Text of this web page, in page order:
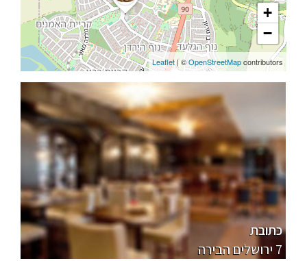
רגיל
פרווה
כתובת
7 ירושלים הבירה
+
−
Leaflet| ©OpenStreetMapcontributors